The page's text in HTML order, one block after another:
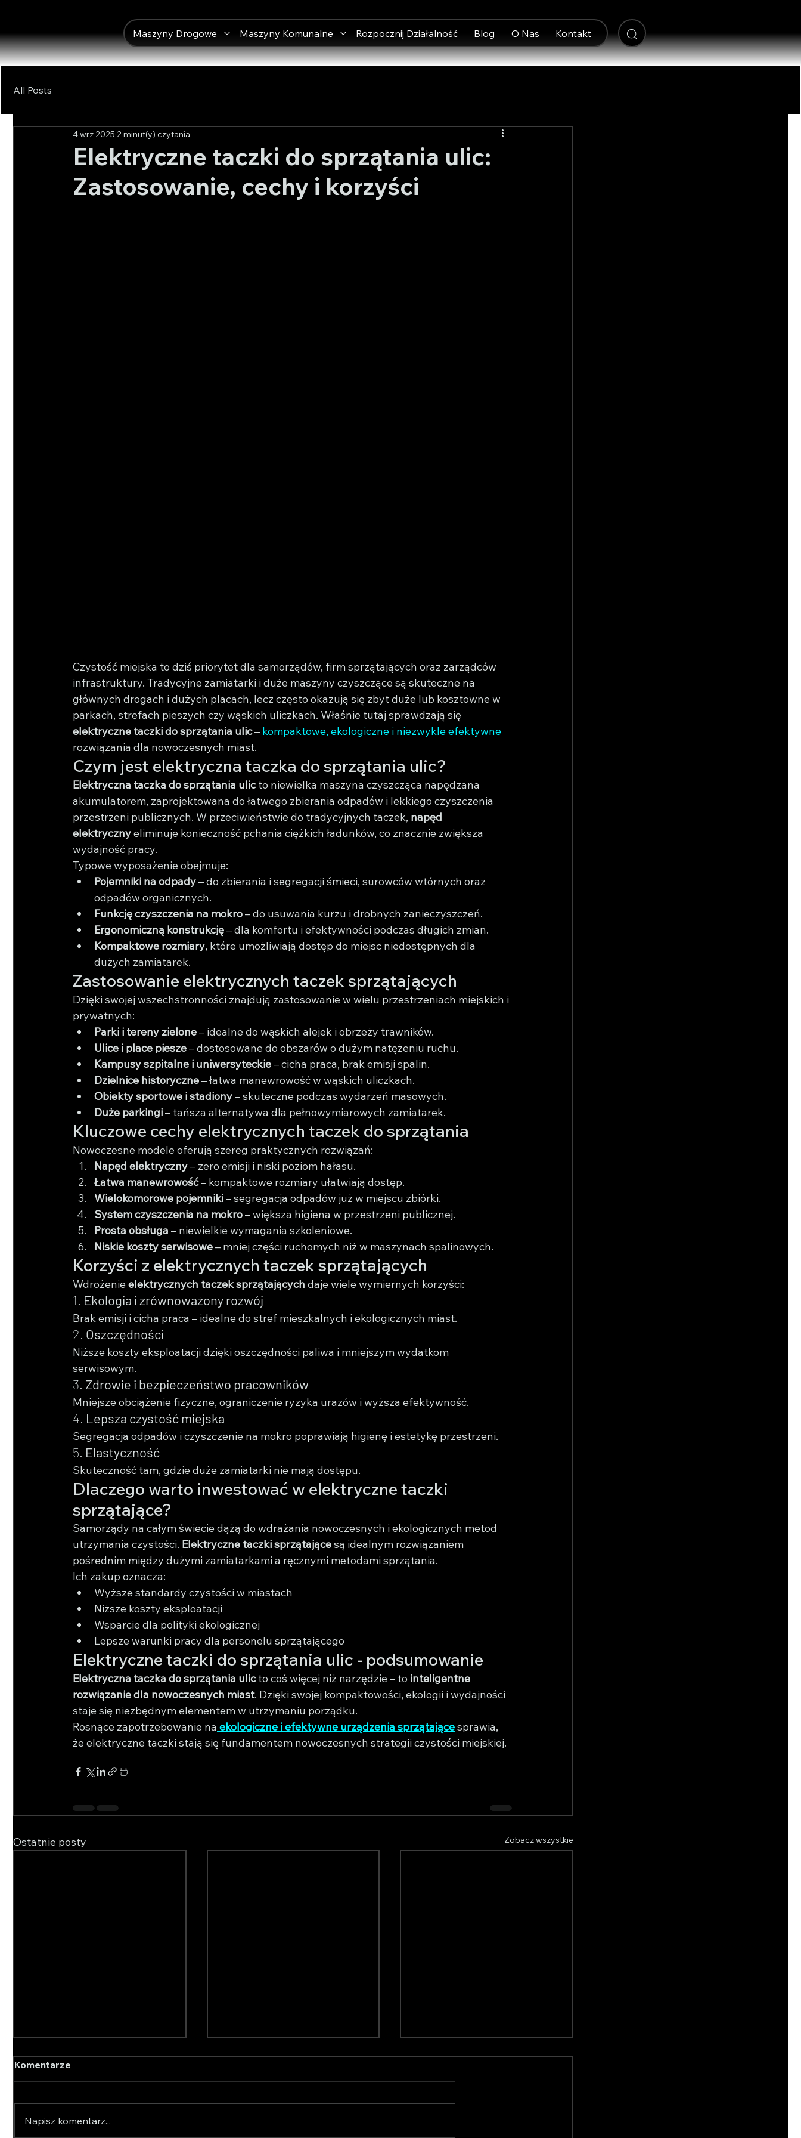
Maszyny Drogowe Maszyny Komunalne Rozpocznij Działalność Blog O Nas Kontakt
All Posts
Elektryczne taczki do sprzątania ulic:
Zastosowanie, cechy i korzyści
4 wrz 2025 2 minut(y) czytania
Czystość miejska to dziś priorytet dla samorządów, firm sprzątających oraz zarządców
infrastruktury. Tradycyjne zamiatarki i duże maszyny czyszczące są skuteczne na
głównych drogach i dużych placach, lecz często okazują się zbyt duże lub kosztowne w
parkach, strefach pieszych czy wąskich uliczkach. Właśnie tutaj sprawdzają się
elektryczne taczki do sprzątania ulic – kompaktowe, ekologiczne i niezwykle efektywne
rozwiązania dla nowoczesnych miast.
Czym jest elektryczna taczka do sprzątania ulic?
Elektryczna taczka do sprzątania ulic to niewielka maszyna czyszcząca napędzana
akumulatorem, zaprojektowana do łatwego zbierania odpadów i lekkiego czyszczenia
przestrzeni publicznych. W przeciwieństwie do tradycyjnych taczek, napęd
elektryczny eliminuje konieczność pchania ciężkich ładunków, co znacznie zwiększa
wydajność pracy.
Typowe wyposażenie obejmuje:
Pojemniki na odpady – do zbierania i segregacji śmieci, surowców wtórnych oraz
odpadów organicznych.
Funkcję czyszczenia na mokro – do usuwania kurzu i drobnych zanieczyszczeń.
Ergonomiczną konstrukcję – dla komfortu i efektywności podczas długich zmian.
Kompaktowe rozmiary, które umożliwiają dostęp do miejsc niedostępnych dla
dużych zamiatarek.
Zastosowanie elektrycznych taczek sprzątających
Dzięki swojej wszechstronności znajdują zastosowanie w wielu przestrzeniach miejskich i
prywatnych:
Parki i tereny zielone – idealne do wąskich alejek i obrzeży trawników.
Ulice i place piesze – dostosowane do obszarów o dużym natężeniu ruchu.
Kampusy szpitalne i uniwersyteckie – cicha praca, brak emisji spalin.
Dzielnice historyczne – łatwa manewrowość w wąskich uliczkach.
Obiekty sportowe i stadiony – skuteczne podczas wydarzeń masowych.
Duże parkingi – tańsza alternatywa dla pełnowymiarowych zamiatarek.
Kluczowe cechy elektrycznych taczek do sprzątania
Nowoczesne modele oferują szereg praktycznych rozwiązań:
Napęd elektryczny – zero emisji i niski poziom hałasu.
Łatwa manewrowość – kompaktowe rozmiary ułatwiają dostęp.
Wielokomorowe pojemniki – segregacja odpadów już w miejscu zbiórki.
System czyszczenia na mokro – większa higiena w przestrzeni publicznej.
Prosta obsługa – niewielkie wymagania szkoleniowe.
Niskie koszty serwisowe – mniej części ruchomych niż w maszynach spalinowych.
Korzyści z elektrycznych taczek sprzątających
Wdrożenie elektrycznych taczek sprzątających daje wiele wymiernych korzyści:
1. Ekologia i zrównoważony rozwój
Brak emisji i cicha praca – idealne do stref mieszkalnych i ekologicznych miast.
2. Oszczędności
Niższe koszty eksploatacji dzięki oszczędności paliwa i mniejszym wydatkom
serwisowym.
3. Zdrowie i bezpieczeństwo pracowników
Mniejsze obciążenie fizyczne, ograniczenie ryzyka urazów i wyższa efektywność.
4. Lepsza czystość miejska
Segregacja odpadów i czyszczenie na mokro poprawiają higienę i estetykę przestrzeni.
5. Elastyczność
Skuteczność tam, gdzie duże zamiatarki nie mają dostępu.
Dlaczego warto inwestować w elektryczne taczki
sprzątające?
Samorządy na całym świecie dążą do wdrażania nowoczesnych i ekologicznych metod
utrzymania czystości. Elektryczne taczki sprzątające są idealnym rozwiązaniem
pośrednim między dużymi zamiatarkami a ręcznymi metodami sprzątania.
Ich zakup oznacza:
Wyższe standardy czystości w miastach
Niższe koszty eksploatacji
Wsparcie dla polityki ekologicznej
Lepsze warunki pracy dla personelu sprzątającego
Elektryczne taczki do sprzątania ulic - podsumowanie
Elektryczna taczka do sprzątania ulic to coś więcej niż narzędzie – to inteligentne
rozwiązanie dla nowoczesnych miast. Dzięki swojej kompaktowości, ekologii i wydajności
staje się niezbędnym elementem w utrzymaniu porządku.
Rosnące zapotrzebowanie na ekologiczne i efektywne urządzenia sprzątające sprawia,
że elektryczne taczki stają się fundamentem nowoczesnych strategii czystości miejskiej.
Ostatnie posty Zobacz wszystkie
Komentarze
Napisz komentarz...